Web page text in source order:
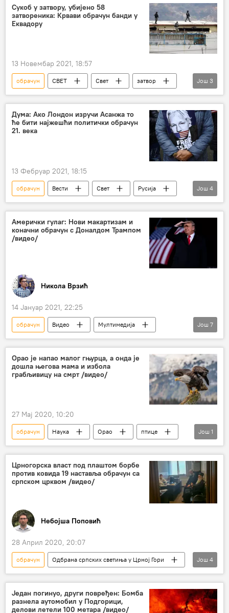
Босна и Херцеговина (БиХ)
Запад
Сукоб у затвору, убијено 58
затвореника: Крвави обрачун банди у
Еквадору
13 Новембар 2021, 18:57
обрачун СВЕТ Свет
затвор
Еквадор
банде Свет – политика
Још 3
Дума: Ако Лондон изручи Асанжа то
ће бити најжешћи политички обрачун
21. века
13 Фебруар 2021, 18:15
обрачун Вести Свет
Русија
изручење
Џулијан Асанж
Државна дума Русије
Још 4
Амерички гулаг: Нови макартизам и
коначни обрачун с Доналдом Трампом
/видео/
Никола Врзић
14 Јануар 2021, 22:25
обрачун Видео
Мултимедија
Анализе и мишљења
Радио
Америка
Доналд Трамп
опозив
Никола Врзић
Још 7
Орао је напао малог гњурца, а онда је
дошла његова мама и избола
грабљивицу на смрт /видео/
27 Мај 2020, 10:20
обрачун Наука Орао
птице
Друштво
Још 1
Црногорска власт под плаштом борбе
против ковида 19 наставља обрачун са
српском црквом /видео/
Небојша Поповић
28 Април 2020, 20:07
обрачун
Одбрана српских светиња у Црној Гори
Анализе и мишљења
Црна Гора
саслушање
Српска православна црква
Још 4
Један погинуо, други повређен: Бомба
разнела аутомобил у Подгорици,
делови летели 100 метара /видео/